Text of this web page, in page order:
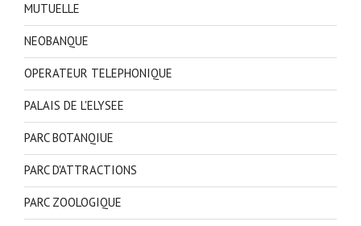
MUTUELLE
NEOBANQUE
OPERATEUR TELEPHONIQUE
PALAIS DE L'ELYSEE
PARC BOTANQIUE
PARC D'ATTRACTIONS
PARC ZOOLOGIQUE